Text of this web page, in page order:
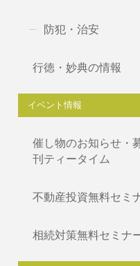
防犯・治安
行徳・妙典の情報
イベント情報
催し物のお知らせ・
刊ティータイム
不動産投資無料セミ
相続対策無料セミナ